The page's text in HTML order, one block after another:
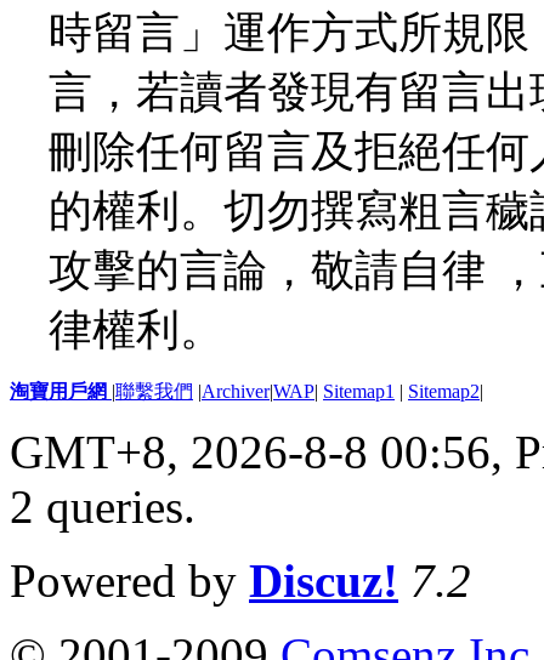
時留言」運作方式所規
言，若讀者發現有留言
刪除任何留言及拒絕任
的權利。切勿撰寫粗言
攻擊的言論，敬請自律
律權利。
淘寶用戶網 |聯繫我們 |Archiver|WAP| Sitemap1 | Sitemap2|
GMT+8, 2026-8-8 00:56,
2 queries.
Powered by Discuz! 7.2